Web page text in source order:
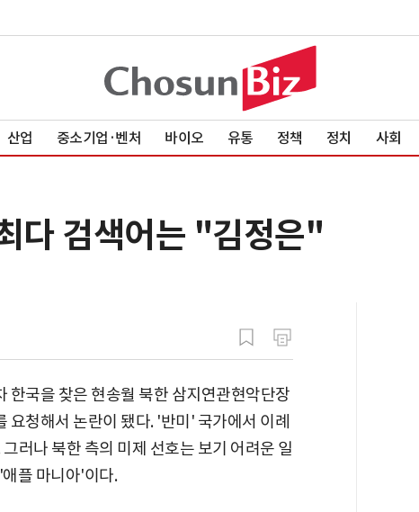
산업 중소기업·벤처 바이오 유통 정책 정치 사회
다 검색어는 "김정은"
한국을 찾은 현송월 북한 삼지연관현악단장
요청해서 논란이 됐다. '반미' 국가에서 이례
러나 북한 측의 미제 선호는 보기 어려운 일
플 마니아'이다.